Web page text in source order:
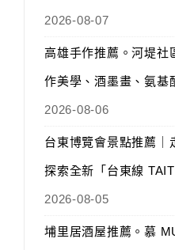
2026-08-07
高雄手作推薦。河堤
作美學、酒墨畫、氨基
2026-08-06
台東博覽會景點推薦｜
探索全新「台東線
2026-08-05
埔里居酒屋推薦。慕